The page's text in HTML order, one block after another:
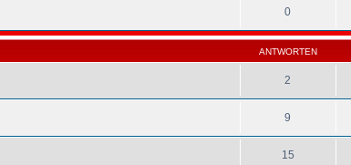
0
ANTWORTEN
2
9
15